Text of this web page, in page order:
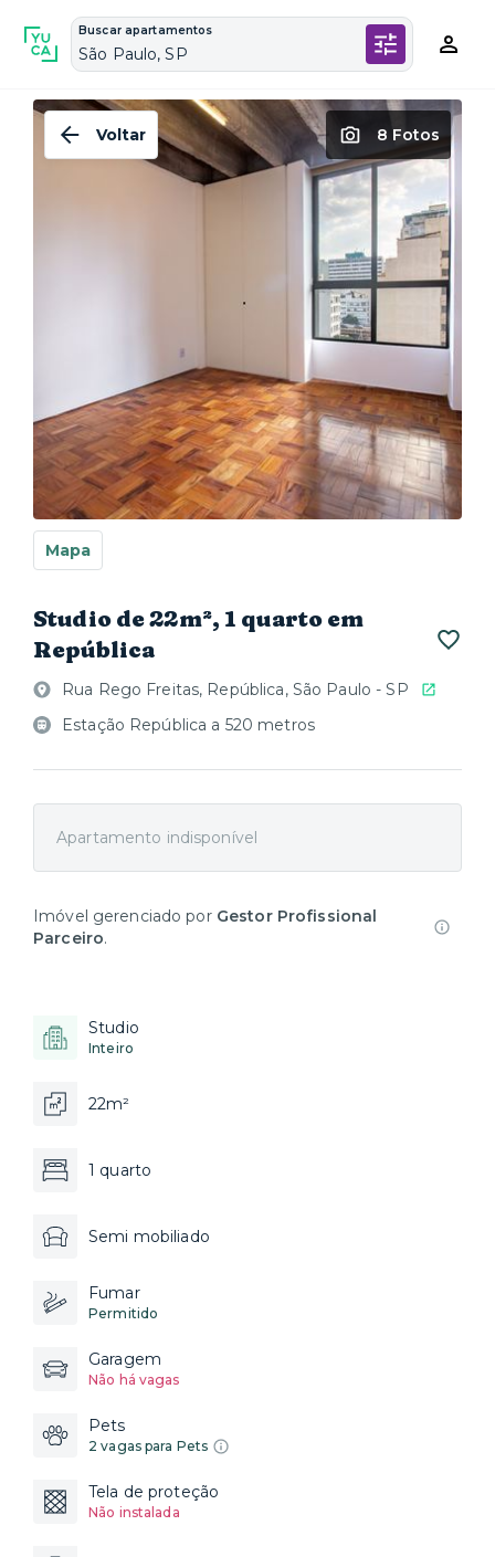
Buscar apartamentos
São Paulo, SP
Voltar 8 Fotos
Mapa
Studio de 22m², 1 quarto em
República
Rua Rego Freitas, República, São Paulo - SP
Estação República a 520 metros
Apartamento indisponível
Imóvel gerenciado por Gestor Profissional
Parceiro.
Studio
Inteiro
22m²
1 quarto
Semi mobiliado
Fumar
Permitido
Garagem
Não há vagas
Pets
2 vagas para Pets
Tela de proteção
Não instalada